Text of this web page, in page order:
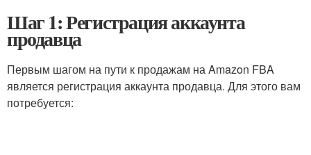
Шаг 1: Регистрация аккаунта
продавца
Первым шагом на пути к продажам на Amazon FBA
является регистрация аккаунта продавца. Для этого вам
потребуется: